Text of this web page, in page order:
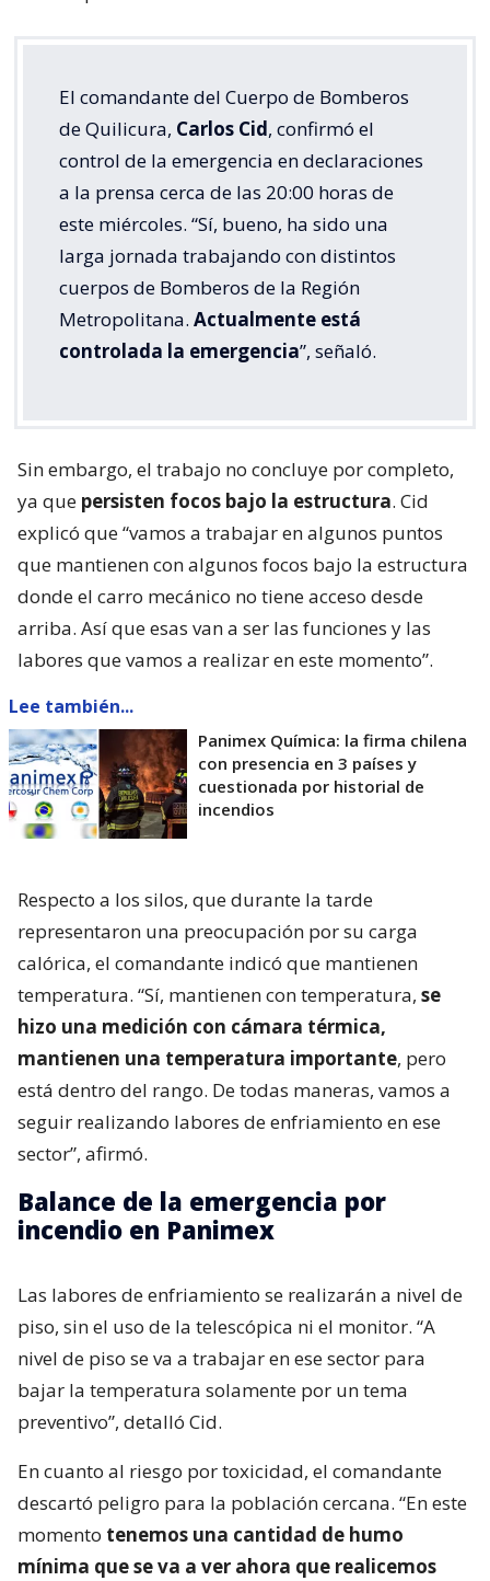
El comandante del Cuerpo de Bomberos
de Quilicura, Carlos Cid, confirmó el
control de la emergencia en declaraciones
a la prensa cerca de las 20:00 horas de
este miércoles. “Sí, bueno, ha sido una
larga jornada trabajando con distintos
cuerpos de Bomberos de la Región
Metropolitana. Actualmente está
controlada la emergencia”, señaló.
Sin embargo, el trabajo no concluye por completo,
ya que persisten focos bajo la estructura. Cid
explicó que “vamos a trabajar en algunos puntos
que mantienen con algunos focos bajo la estructura
donde el carro mecánico no tiene acceso desde
arriba. Así que esas van a ser las funciones y las
labores que vamos a realizar en este momento”.
Lee también...
Panimex Química: la firma chilena
con presencia en 3 países y
cuestionada por historial de
incendios
Respecto a los silos, que durante la tarde
representaron una preocupación por su carga
calórica, el comandante indicó que mantienen
temperatura. “Sí, mantienen con temperatura, se
hizo una medición con cámara térmica,
mantienen una temperatura importante, pero
está dentro del rango. De todas maneras, vamos a
seguir realizando labores de enfriamiento en ese
sector”, afirmó.
Balance de la emergencia por
incendio en Panimex
Las labores de enfriamiento se realizarán a nivel de
piso, sin el uso de la telescópica ni el monitor. “A
nivel de piso se va a trabajar en ese sector para
bajar la temperatura solamente por un tema
preventivo”, detalló Cid.
En cuanto al riesgo por toxicidad, el comandante
descartó peligro para la población cercana. “En este
momento tenemos una cantidad de humo
mínima que se va a ver ahora que realicemos